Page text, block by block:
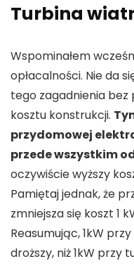
Turbina
Wspominałem
opłacalności. Nie da
tego zagadnienia
kosztu konstrukcji.
przydomowej
przede wszystkim
oczywiście wyższy
Pamiętaj jednak, że
zmniejsza się koszt 1
Reasumując, 1kW
droższy, niż 1kW przy